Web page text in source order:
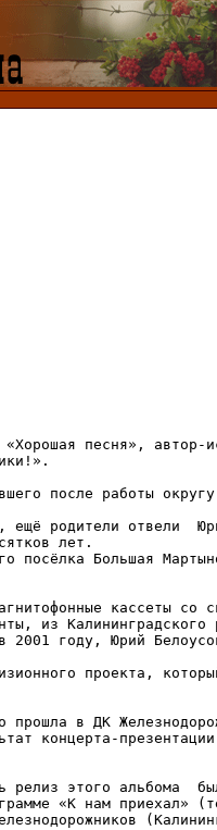
песня», автор-
после работы
ещё родители отвели
лет.
посёлка Большая
кассеты со
из Калининградского
2001 году, Юрий
проекта,
прошла в ДК
концерта-
релиз этого альбома
«К нам приехал»